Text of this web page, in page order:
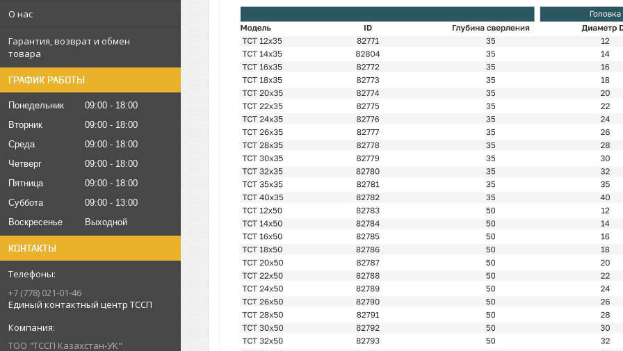
О нас
Гарантия, возврат и обмен
товара
ГРАФИК РАБОТЫ
Понедельник 09:00
18:00
Вторник
09:00
18:00
Среда
09:00
18:00
Четверг
09:00
18:00
Пятница
09:00
18:00
Суббота
09:00
13:00
Воскресенье
Выходной
КОНТАКТЫ
+7 (778) 021-01-46
Единый контактный центр ТССП
ТОО "ТССП Казахстан-УК"